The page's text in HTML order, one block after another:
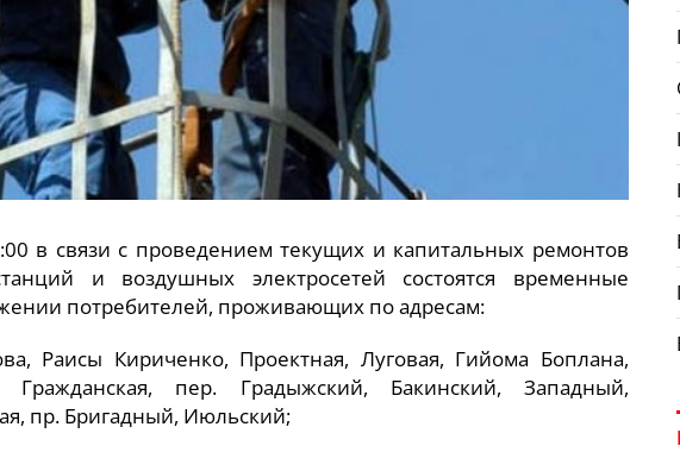
в связи с проведением текущих и капитальных ремонтов
и воздушных электросетей состоятся временные
потребителей, проживающих по адресам:
Раисы Кириченко, Проектная, Луговая, Гийома Боплана,
Гражданская, пер. Градыжский, Бакинский, Западный,
пр. Бригадный, Июльский;